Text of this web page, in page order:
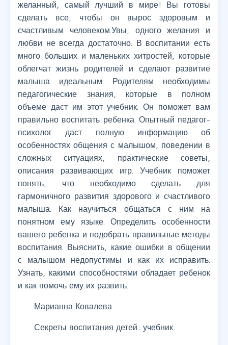
желанный, самый лучший в мире! Вы готовы
сделать все, чтобы он вырос здоровым и
счастливым человеком.Увы, одного желания и
любви не всегда достаточно. В воспитании есть
много больших и маленьких хитростей, которые
облегчат жизнь родителей и сделают развитие
малыша идеальным. Родителям необходимы
педагогические знания, которые в полном
объеме даст им этот учебник. Он поможет вам
правильно воспитать ребенка. Опытный педагог-
психолог даст полную информацию об
особенностях общения с малышом, поведении в
сложных ситуациях, практические советы,
описания развивающих игр. Учебник поможет
понять, что необходимо сделать для
гармоничного развития здорового и счастливого
малыша. Как научиться общаться с ним на
понятном ему языке. Определить особенности
вашего ребенка и подобрать правильные методы
воспитания. Выяснить, какие ошибки в общении
с малышом недопустимы и как их исправить.
Узнать, какими способностями обладает ребенок
и как помочь ему их развить.
Марианна Ковалева
Секреты воспитания детей: учебник